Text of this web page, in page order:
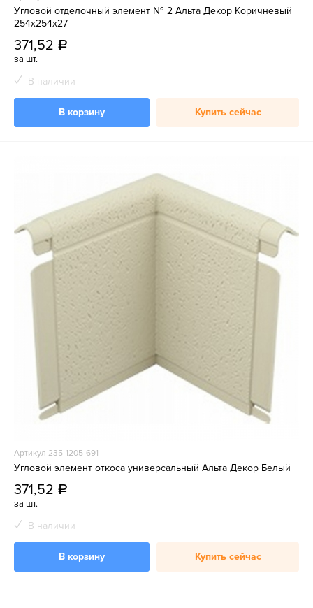
Угловой отделочный элемент № 2 Альта Декор Коричневый
254х254х27
371,52 a
за шт.
В наличии
В корзину Купить сейчас
Артикул 235-1205-691
Угловой элемент откоса универсальный Альта Декор Белый
371,52 a
за шт.
В наличии
В корзину Купить сейчас